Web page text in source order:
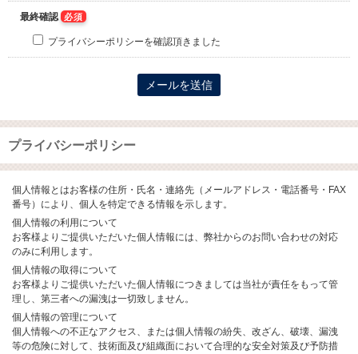
最終確認 必須
プライバシーポリシーを確認頂きました
プライバシーポリシー
個人情報とはお客様の住所・氏名・連絡先（メールアドレス・電話番号・FAX
番号）により、個人を特定できる情報を示します。
個人情報の利用について
お客様よりご提供いただいた個人情報には、弊社からのお問い合わせの対応
のみに利用します。
個人情報の取得について
お客様よりご提供いただいた個人情報につきましては当社が責任をもって管
理し、第三者への漏洩は一切致しません。
個人情報の管理について
個人情報への不正なアクセス、または個人情報の紛失、改ざん、破壊、漏洩
等の危険に対して、技術面及び組織面において合理的な安全対策及び予防措